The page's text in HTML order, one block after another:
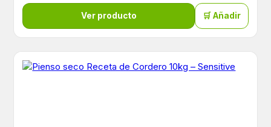
Ver producto 🛒 Añadir